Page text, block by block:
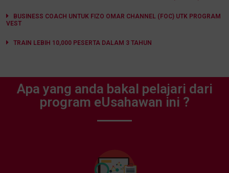
BUSINESS COACH UNTUK FIZO OMAR CHANNEL (FOC) UTK PROGRAM
VEST
TRAIN LEBIH 10,000 PESERTA DALAM 3 TAHUN
Apa yang anda bakal pelajari dari
program eUsahawan ini ?